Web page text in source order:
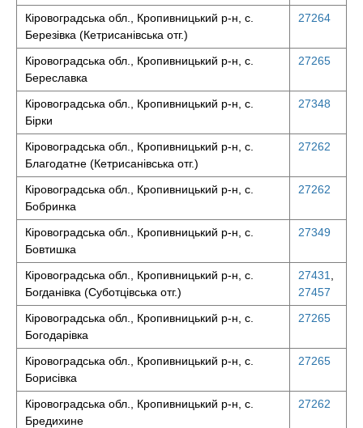
Кіровоградська обл., Кропивницький р-н, с.
Березівка (Кетрисанівська отг.)
27264
Кіровоградська обл., Кропивницький р-н, с.
Береславка
27265
Кіровоградська обл., Кропивницький р-н, с.
Бірки
27348
Кіровоградська обл., Кропивницький р-н, с.
Благодатне (Кетрисанівська отг.)
27262
Кіровоградська обл., Кропивницький р-н, с.
Бобринка
27262
Кіровоградська обл., Кропивницький р-н, с.
Бовтишка
27349
Кіровоградська обл., Кропивницький р-н, с.
Богданівка (Суботцівська отг.)
27431
27457
Кіровоградська обл., Кропивницький р-н, с.
Богодарівка
27265
Кіровоградська обл., Кропивницький р-н, с.
Борисівка
27265
Кіровоградська обл., Кропивницький р-н, с.
Бредихине
27262